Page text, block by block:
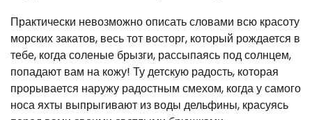
Практически невозможно описать словами всю красоту
морских закатов, весь тот восторг, который рождается в
тебе, когда соленые брызги, рассыпаясь под солнцем,
попадают вам на кожу! Ту детскую радость, которая
прорывается наружу радостным смехом, когда у самого
носа яхты выпрыгивают из воды дельфины, красуясь